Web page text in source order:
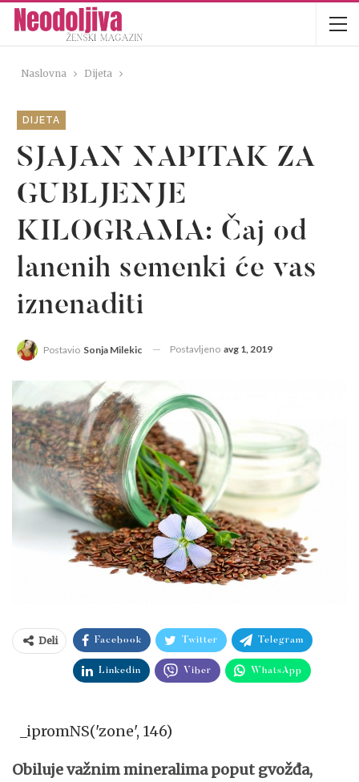
Naslovna Dijeta
DIJETA
SJAJAN NAPITAK ZA
GUBLJENJE
KILOGRAMA: Čaj od
lanenih semenki će vas
iznenaditi
Postavio Sonja Milekic Postavljeno avg 1, 2019
Deli Facebook Twitter Telegram
Linkedin Viber WhatsApp
_ipromNS('zone', 146)
Obiluje važnim mineralima poput gvožđa,